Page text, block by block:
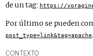
de un tag: https://
Por último se pueden
post_type=link&tag=apache.
CONTEXTO